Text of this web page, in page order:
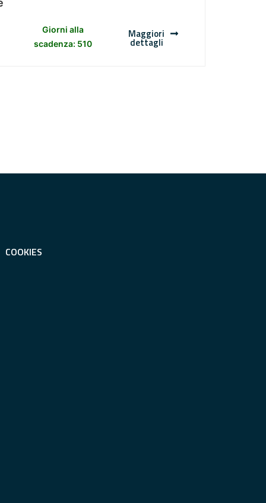
Giorni alla
scadenza: 510
Maggiori
dettagli
COOKIES